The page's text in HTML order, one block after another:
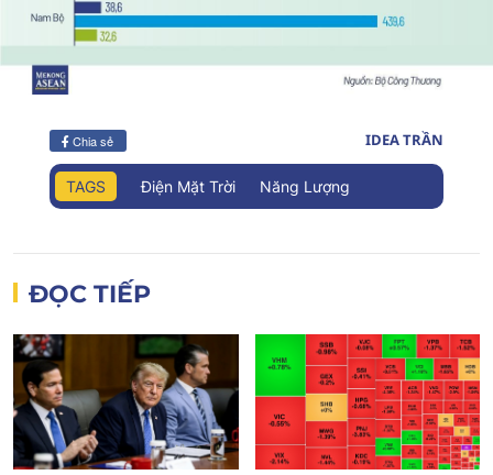
Chia sẻ IDEA TRẦN
TAGS Điện Mặt Trời Năng Lượng
ĐỌC TIẾP